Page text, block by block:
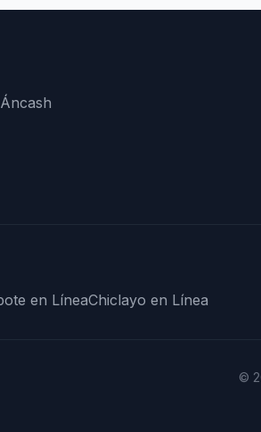
en LíneaChiclayo en Línea
©